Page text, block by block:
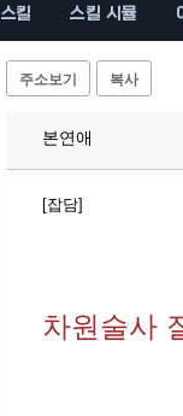
스킬 스킬 시뮬
주소보기 복사
본연애
[잡담]
차원술사